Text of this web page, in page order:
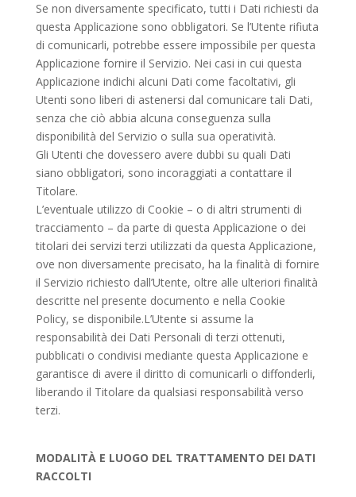
Se non diversamente specificato, tutti i Dati richiesti da
questa Applicazione sono obbligatori. Se l’Utente rifiuta
di comunicarli, potrebbe essere impossibile per questa
Applicazione fornire il Servizio. Nei casi in cui questa
Applicazione indichi alcuni Dati come facoltativi, gli
Utenti sono liberi di astenersi dal comunicare tali Dati,
senza che ciò abbia alcuna conseguenza sulla
disponibilità del Servizio o sulla sua operatività.
Gli Utenti che dovessero avere dubbi su quali Dati
siano obbligatori, sono incoraggiati a contattare il
Titolare.
L’eventuale utilizzo di Cookie – o di altri strumenti di
tracciamento – da parte di questa Applicazione o dei
titolari dei servizi terzi utilizzati da questa Applicazione,
ove non diversamente precisato, ha la finalità di fornire
il Servizio richiesto dall’Utente, oltre alle ulteriori finalità
descritte nel presente documento e nella Cookie
Policy, se disponibile.L’Utente si assume la
responsabilità dei Dati Personali di terzi ottenuti,
pubblicati o condivisi mediante questa Applicazione e
garantisce di avere il diritto di comunicarli o diffonderli,
liberando il Titolare da qualsiasi responsabilità verso
terzi.
MODALITÀ E LUOGO DEL TRATTAMENTO DEI DATI
RACCOLTI